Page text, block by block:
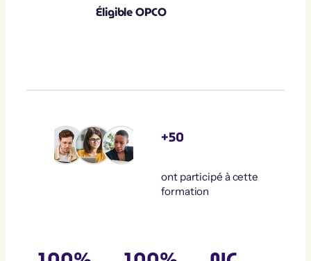
Éligible OPCO
+50
ont participé à cette
formation